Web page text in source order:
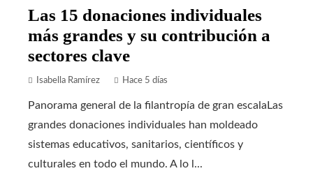
Las 15 donaciones individuales
más grandes y su contribución a
sectores clave
Isabella Ramírez Hace 5 días
Panorama general de la filantropía de gran escalaLas
grandes donaciones individuales han moldeado
sistemas educativos, sanitarios, científicos y
culturales en todo el mundo. A lo l...